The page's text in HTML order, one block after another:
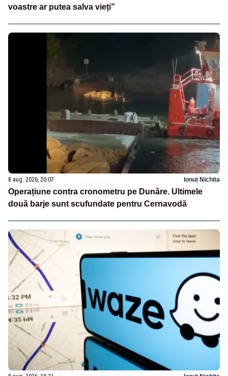
voastre ar putea salva vieți”
8 aug. 2026, 20:07 Ionuț Nichita
Operațiune contra cronometru pe Dunăre. Ultimele
două barje sunt scufundate pentru Cernavodă